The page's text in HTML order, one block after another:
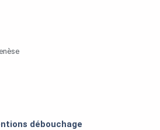
débouchage